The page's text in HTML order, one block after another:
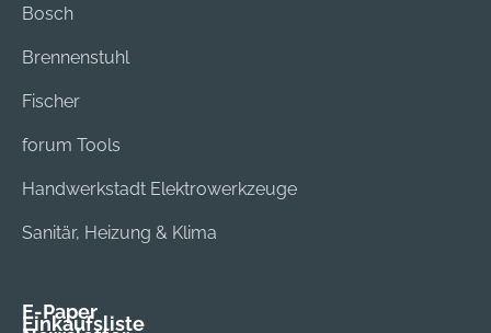
Bosch
Brennenstuhl
Fischer
forum Tools
Handwerkstadt Elektrowerkzeuge
Sanitär, Heizung & Klima
E-Paper
Einkaufsliste